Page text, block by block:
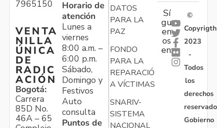
7965150
VENTA
NILLA
ÚNICA
DE
RADIC
ACIÓN
Bogotá:
Carrera
85D No.
46A – 65
Horario de
atención
Lunes a
viernes
8:00 a.m. –
6:00 p.m.
Sábado,
Domingo y
Festivos
Auto
consulta
Puntos de
DATOS
PARA LA
PAZ
FONDO
PARA LA
REPARACIÓN
A VÍCTIMAS
SNARIV-
SISTEMA
NACIONAL
Sí
gu
en
os
en:
©
Copyrigth
2023
-
Todos
los
derechos
Gobierno